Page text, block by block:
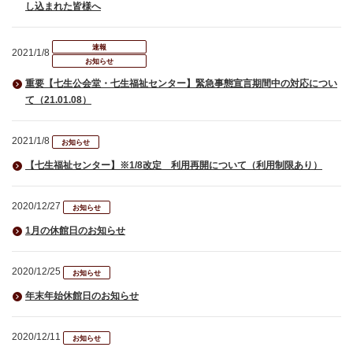
し込まれた皆様へ
2021/1/8
速報
お知らせ
重要【七生公会堂・七生福祉センター】緊急事態宣言期間中の対応につい
て（21.01.08）
2021/1/8 お知らせ
【七生福祉センター】※1/8改定 利用再開について（利用制限あり）
2020/12/27 お知らせ
1月の休館日のお知らせ
2020/12/25 お知らせ
年末年始休館日のお知らせ
2020/12/11 お知らせ